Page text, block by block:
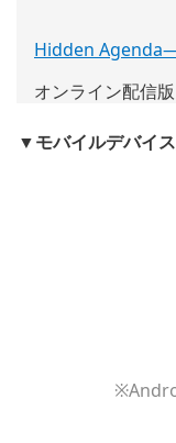
Hidden
オンライン配信
▼モバイルデバイ